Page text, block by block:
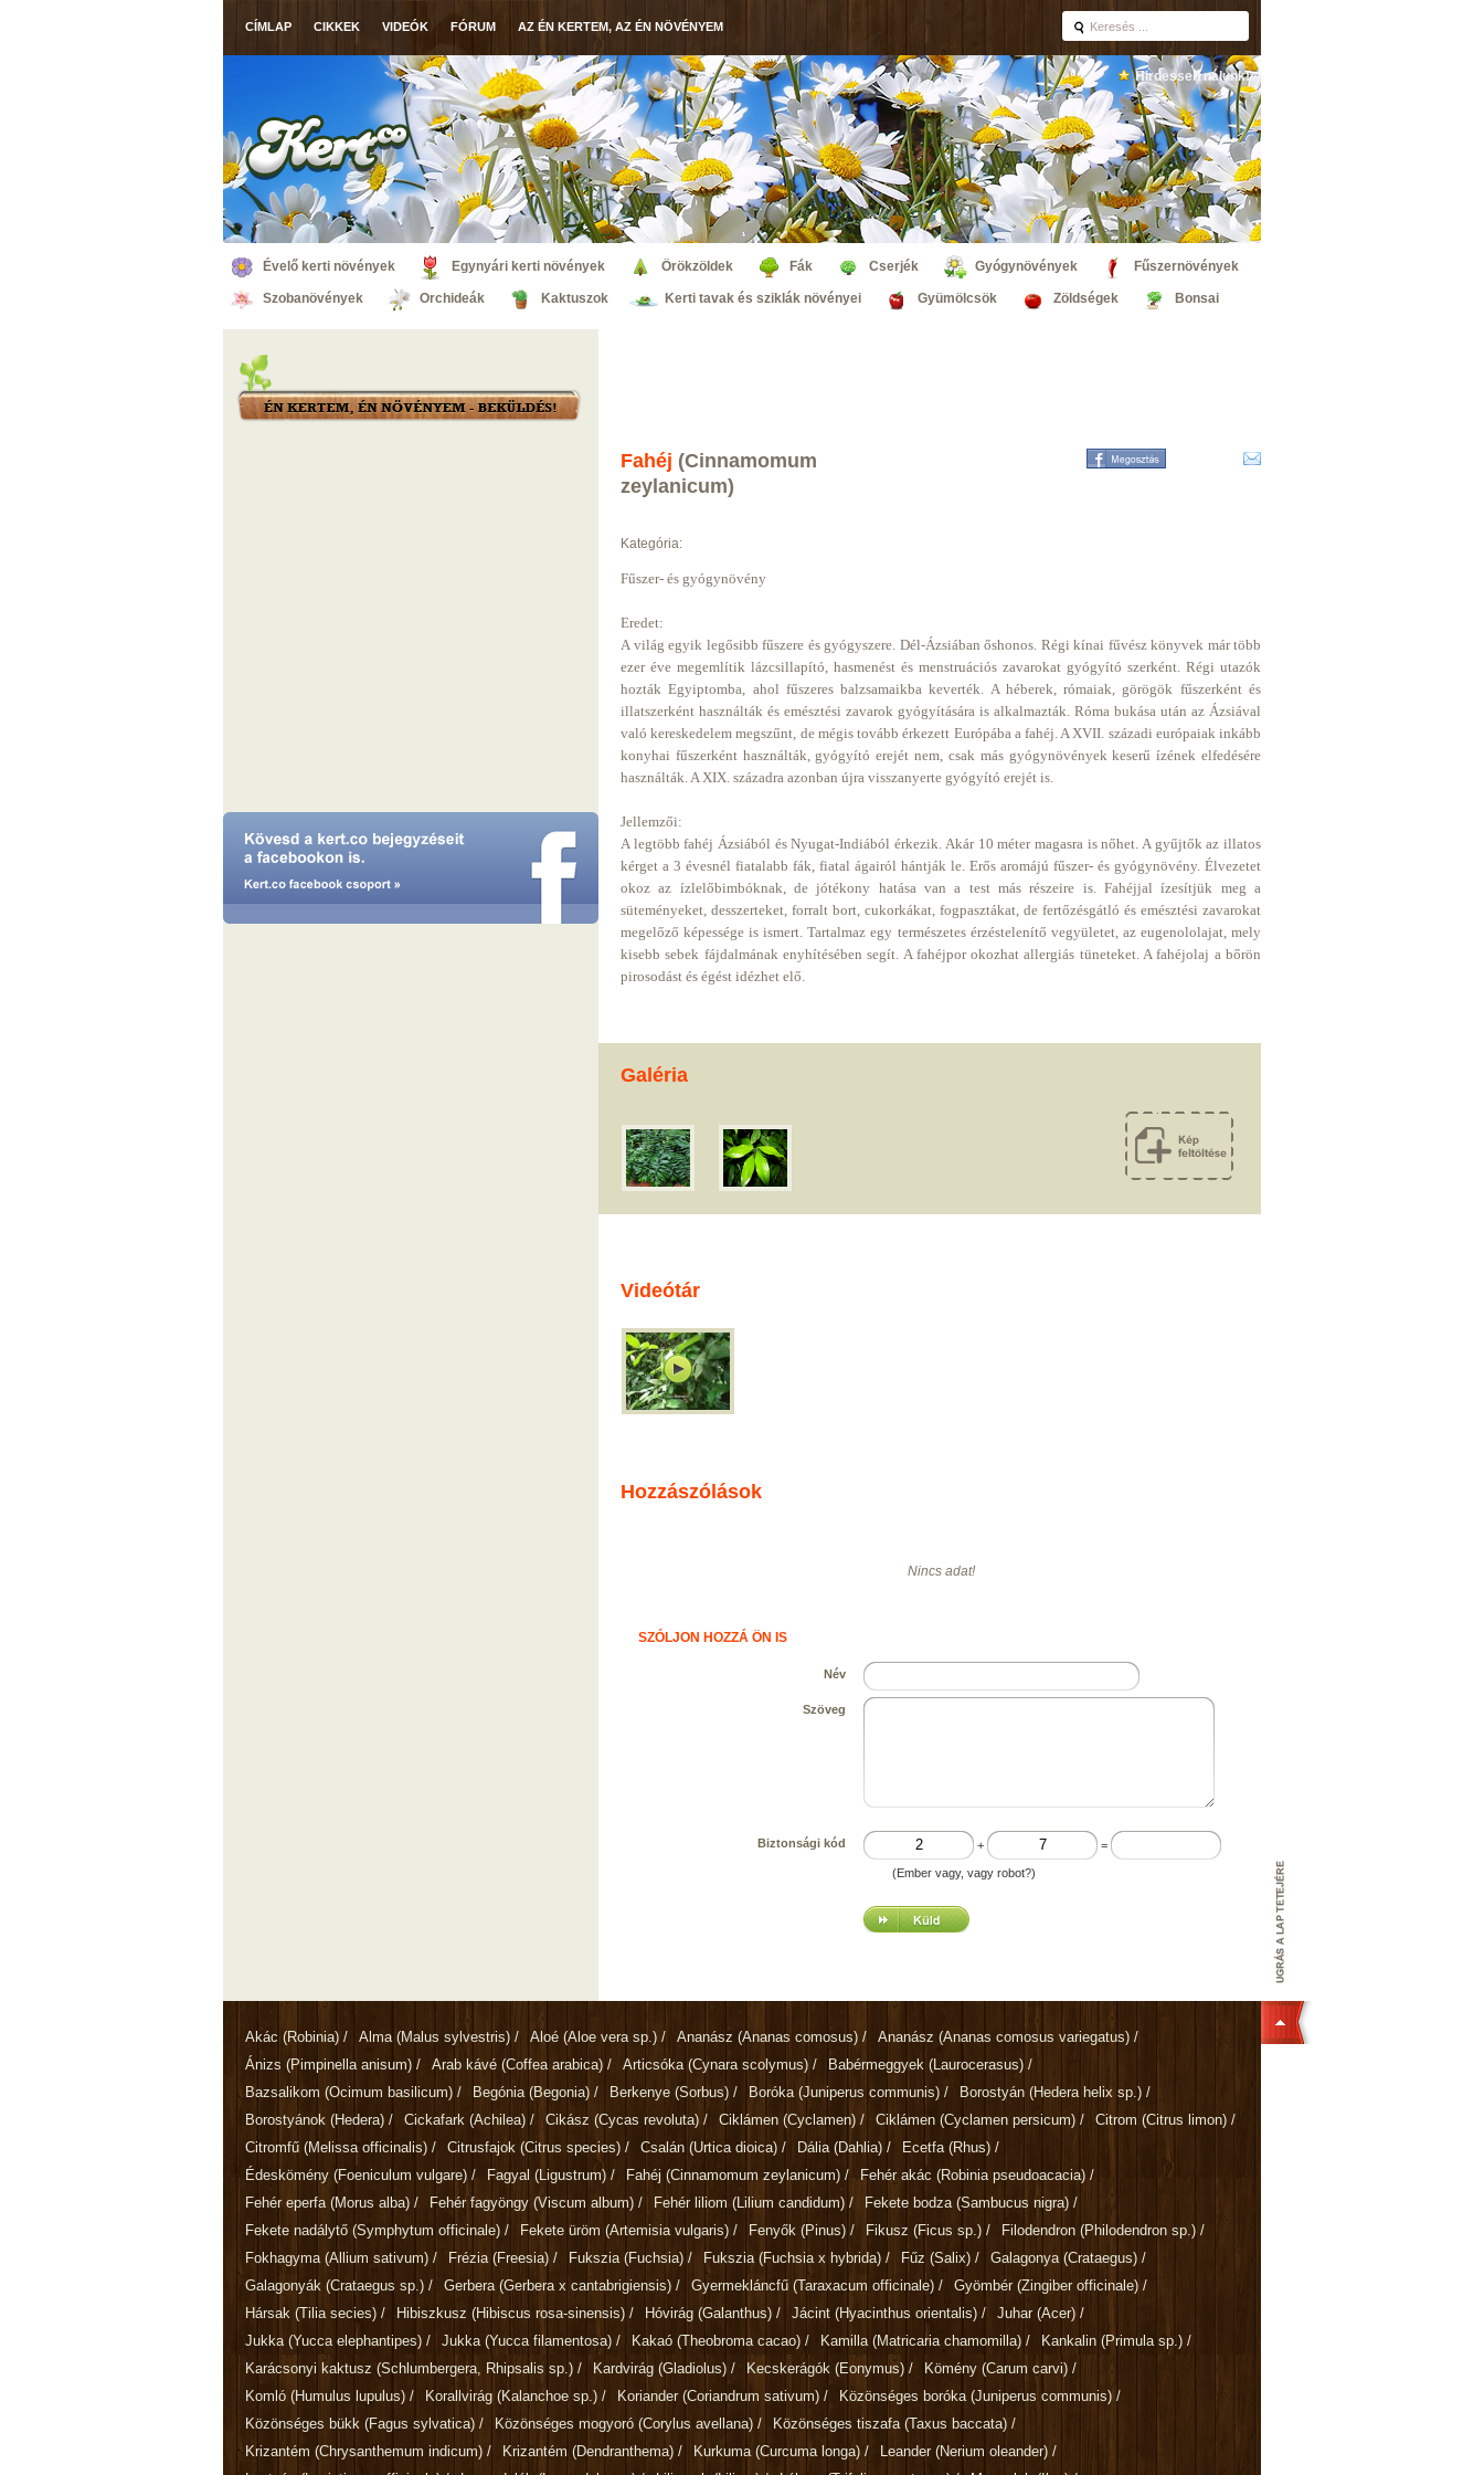
CÍMLAP CIKKEK VIDEÓK FÓRUM AZ ÉN KERTEM, AZ ÉN NÖVÉNYEM
Hirdessen nálunk!
Évelő kerti növények Egynyári kerti növények Örökzöldek Fák Cserjék Gyógynövények Fűszernövények
Szobanövények Orchideák Kaktuszok Kerti tavak és sziklák növényei Gyümölcsök Zöldségek Bonsai
Fahéj (Cinnamomum
zeylanicum)
Kategória:
Fűszer- és gyógynövény
Eredet:
A világ egyik legősibb fűszere és gyógyszere. Dél-Ázsiában őshonos. Régi kínai fűvész könyvek már több
ezer éve megemlítik lázcsillapító, hasmenést és menstruációs zavarokat gyógyító szerként. Régi utazók
hozták Egyiptomba, ahol fűszeres balzsamaikba keverték. A héberek, rómaiak, görögök fűszerként és
illatszerként használták és emésztési zavarok gyógyítására is alkalmazták. Róma bukása után az Ázsiával
való kereskedelem megszűnt, de mégis tovább érkezett Európába a fahéj. A XVII. századi európaiak inkább
konyhai fűszerként használták, gyógyító erejét nem, csak más gyógynövények keserű ízének elfedésére
használták. A XIX. századra azonban újra visszanyerte gyógyító erejét is.
Jellemzői:
A legtöbb fahéj Ázsiából és Nyugat-Indiából érkezik. Akár 10 méter magasra is nőhet. A gyűjtők az illatos
kérget a 3 évesnél fiatalabb fák, fiatal ágairól hántják le. Erős aromájú fűszer- és gyógynövény. Élvezetet
okoz az ízlelőbimbóknak, de jótékony hatása van a test más részeire is. Fahéjjal ízesítjük meg a
süteményeket, desszerteket, forralt bort, cukorkákat, fogpasztákat, de fertőzésgátló és emésztési zavarokat
megelőző képessége is ismert. Tartalmaz egy természetes érzéstelenítő vegyületet, az eugenololajat, mely
kisebb sebek fájdalmának enyhítésében segít. A fahéjpor okozhat allergiás tüneteket. A fahéjolaj a bőrön
pirosodást és égést idézhet elő.
Galéria
Videótár
Hozzászólások
Nincs adat!
SZÓLJON HOZZÁ ÖN IS
Név
Szöveg
Biztonsági kód + =
(Ember vagy, vagy robot?)
Akác (Robinia) / Alma (Malus sylvestris) / Aloé (Aloe vera sp.) / Ananász (Ananas comosus) / Ananász (Ananas comosus variegatus) /
Ánizs (Pimpinella anisum) / Arab kávé (Coffea arabica) / Articsóka (Cynara scolymus) / Babérmeggyek (Laurocerasus) /
Bazsalikom (Ocimum basilicum) / Begónia (Begonia) / Berkenye (Sorbus) / Boróka (Juniperus communis) / Borostyán (Hedera helix sp.) /
Borostyánok (Hedera) / Cickafark (Achilea) / Cikász (Cycas revoluta) / Ciklámen (Cyclamen) / Ciklámen (Cyclamen persicum) / Citrom (Citrus limon) /
Citromfű (Melissa officinalis) / Citrusfajok (Citrus species) / Csalán (Urtica dioica) / Dália (Dahlia) / Ecetfa (Rhus) /
Édeskömény (Foeniculum vulgare) / Fagyal (Ligustrum) / Fahéj (Cinnamomum zeylanicum) / Fehér akác (Robinia pseudoacacia) /
Fehér eperfa (Morus alba) / Fehér fagyöngy (Viscum album) / Fehér liliom (Lilium candidum) / Fekete bodza (Sambucus nigra) /
Fekete nadálytő (Symphytum officinale) / Fekete üröm (Artemisia vulgaris) / Fenyők (Pinus) / Fikusz (Ficus sp.) / Filodendron (Philodendron sp.) /
Fokhagyma (Allium sativum) / Frézia (Freesia) / Fukszia (Fuchsia) / Fukszia (Fuchsia x hybrida) / Fűz (Salix) / Galagonya (Crataegus) /
Galagonyák (Crataegus sp.) / Gerbera (Gerbera x cantabrigiensis) / Gyermekláncfű (Taraxacum officinale) / Gyömbér (Zingiber officinale) /
Hársak (Tilia secies) / Hibiszkusz (Hibiscus rosa-sinensis) / Hóvirág (Galanthus) / Jácint (Hyacinthus orientalis) / Juhar (Acer) /
Jukka (Yucca elephantipes) / Jukka (Yucca filamentosa) / Kakaó (Theobroma cacao) / Kamilla (Matricaria chamomilla) / Kankalin (Primula sp.) /
Karácsonyi kaktusz (Schlumbergera, Rhipsalis sp.) / Kardvirág (Gladiolus) / Kecskerágók (Eonymus) / Kömény (Carum carvi) /
Komló (Humulus lupulus) / Korallvirág (Kalanchoe sp.) / Koriander (Coriandrum sativum) / Közönséges boróka (Juniperus communis) /
Közönséges bükk (Fagus sylvatica) / Közönséges mogyoró (Corylus avellana) / Közönséges tiszafa (Taxus baccata) /
Krizantém (Chrysanthemum indicum) / Krizantém (Dendranthema) / Kurkuma (Curcuma longa) / Leander (Nerium oleander) /